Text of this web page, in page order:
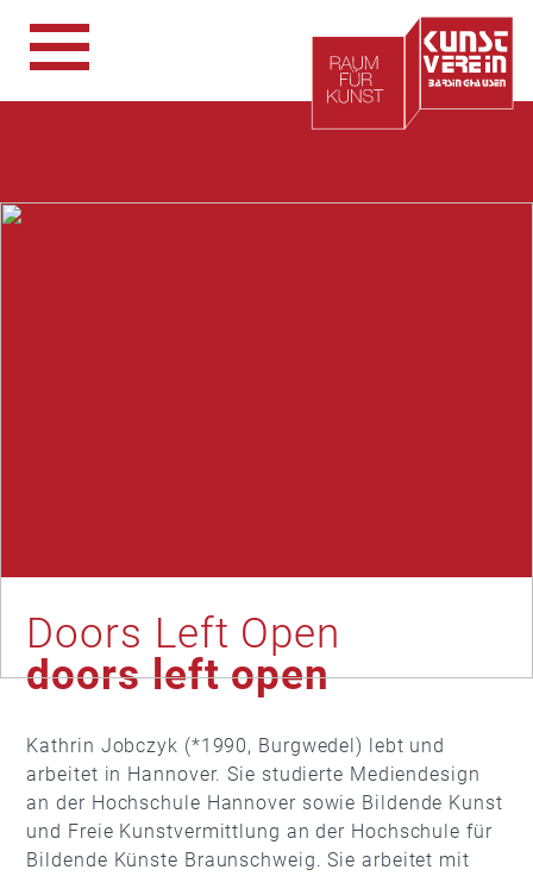
Doors Left Open
doors left open
Kathrin Jobczyk (*1990, Burgwedel) lebt und
arbeitet in Hannover. Sie studierte Mediendesign
an der Hochschule Hannover sowie Bildende Kunst
und Freie Kunstvermittlung an der Hochschule für
Bildende Künste Braunschweig. Sie arbeitet mit